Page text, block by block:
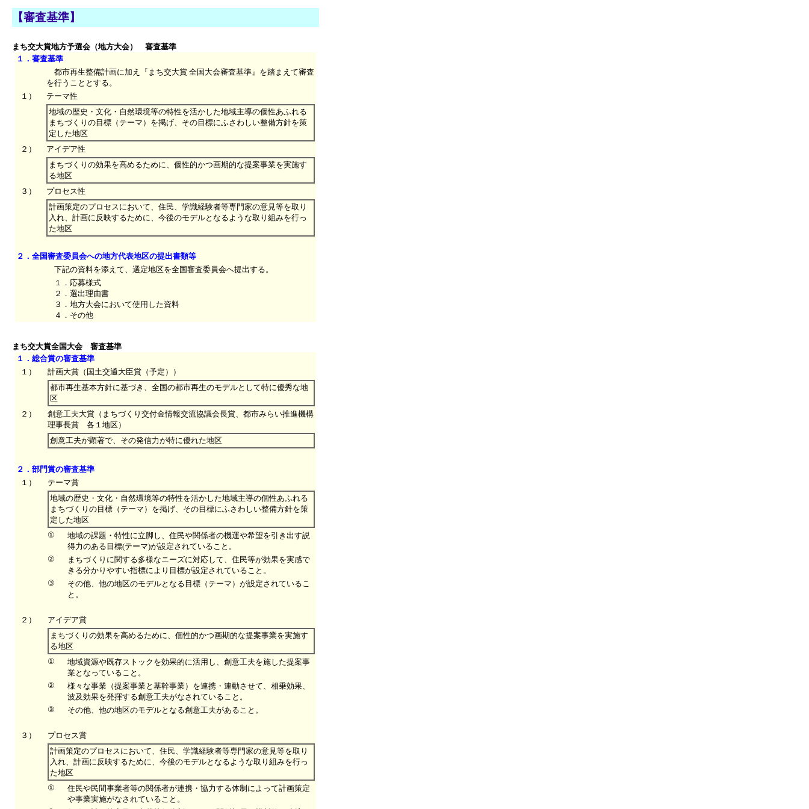
【審査基準】
まち交大賞地方予選会（地方大会） 審査基準
１．審査基準
都市再生整備計画に加え『まち交大賞 全国大会審査基準』を踏まえて審査
を行うこととする。
１）
テーマ性
地域の歴史・文化・自然環境等の特性を活かした地域主導の個性あふれる
まちづくりの目標（テーマ）を掲げ、その目標にふさわしい整備方針を策
定した地区
２）
アイデア性
まちづくりの効果を高めるために、個性的かつ画期的な提案事業を実施す
る地区
３）
プロセス性
計画策定のプロセスにおいて、住民、学識経験者等専門家の意見等を取り
入れ、計画に反映するために、今後のモデルとなるような取り組みを行っ
た地区
２．全国審査委員会への地方代表地区の提出書類等
下記の資料を添えて、選定地区を全国審査委員会へ提出する。
１．応募様式
２．選出理由書
３．地方大会において使用した資料
４．その他
まち交大賞全国大会 審査基準
１．総合賞の審査基準
１）
計画大賞（国土交通大臣賞（予定））
都市再生基本方針に基づき、全国の都市再生のモデルとして特に優秀な地
区
２）
創意工夫大賞（まちづくり交付金情報交流協議会長賞、都市みらい推進機構
理事長賞 各１地区）
創意工夫が顕著で、その発信力が特に優れた地区
２．部門賞の審査基準
１）
テーマ賞
地域の歴史・文化・自然環境等の特性を活かした地域主導の個性あふれる
まちづくりの目標（テーマ）を掲げ、その目標にふさわしい整備方針を策
定した地区
①
地域の課題・特性に立脚し、住民や関係者の機運や希望を引き出す説
得力のある目標(テーマ)が設定されていること。
②
まちづくりに関する多様なニーズに対応して、住民等が効果を実感で
きる分かりやすい指標により目標が設定されていること。
③
その他、他の地区のモデルとなる目標（テーマ）が設定されているこ
と。
２）
アイデア賞
まちづくりの効果を高めるために、個性的かつ画期的な提案事業を実施す
る地区
①
地域資源や既存ストックを効果的に活用し、創意工夫を施した提案事
業となっていること。
②
様々な事業（提案事業と基幹事業）を連携・連動させて、相乗効果、
波及効果を発揮する創意工夫がなされていること。
③
その他、他の地区のモデルとなる創意工夫があること。
３）
プロセス賞
計画策定のプロセスにおいて、住民、学識経験者等専門家の意見等を取り
入れ、計画に反映するために、今後のモデルとなるような取り組みを行っ
た地区
①
住民や民間事業者等の関係者が連携・協力する体制によって計画策定
や事業実施がなされていること。